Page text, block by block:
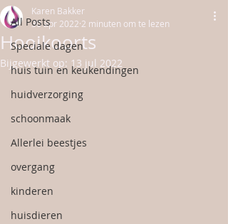
All Posts
Speciale dagen
huis tuin en keukendingen
huidverzorging
schoonmaak
Allerlei beestjes
overgang
kinderen
huisdieren
Hooikoorts
Karen Bakker
30 apr 2022 2 minuten om te lezen
Bijgewerkt op: 13 jul 2022